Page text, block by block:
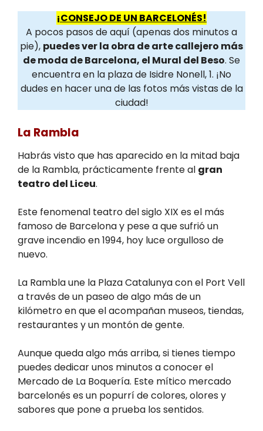
¡CONSEJO DE UN BARCELONÉS!
A pocos pasos de aquí (apenas dos minutos a
pie), puedes ver la obra de arte callejero más
de moda de Barcelona, el Mural del Beso. Se
encuentra en la plaza de Isidre Nonell, 1. ¡No
dudes en hacer una de las fotos más vistas de la
ciudad!
La Rambla
Habrás visto que has aparecido en la mitad baja
de la Rambla, prácticamente frente al gran
teatro del Liceu.
Este fenomenal teatro del siglo XIX es el más
famoso de Barcelona y pese a que sufrió un
grave incendio en 1994, hoy luce orgulloso de
nuevo.
La Rambla une la Plaza Catalunya con el Port Vell
a través de un paseo de algo más de un
kilómetro en que el acompañan museos, tiendas,
restaurantes y un montón de gente.
Aunque queda algo más arriba, si tienes tiempo
puedes dedicar unos minutos a conocer el
Mercado de La Boquería. Este mítico mercado
barcelonés es un popurrí de colores, olores y
sabores que pone a prueba los sentidos.